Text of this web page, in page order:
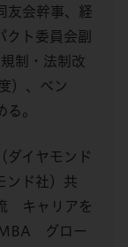
友会幹事、経
クト委員会副
制・法制改
）、ベン
。
ダイヤモンド
ンド社）共
キャリアを
MBA グロー